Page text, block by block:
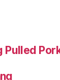
Pulled